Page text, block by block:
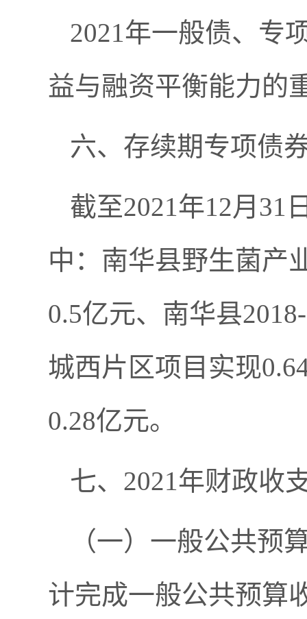
2021年一般债、专
益与融资平衡能力的
六、存续期专项债
截至2021年12月31
中：南华县野生菌产
0.5亿元、南华县
城西片区项目实现
0.28亿元。
七、2021年财政收
（一）一般公共预
计完成一般公共预算